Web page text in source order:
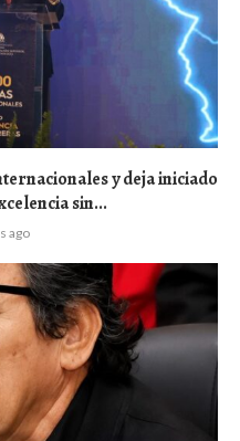
y deja iniciado
sin...
ago